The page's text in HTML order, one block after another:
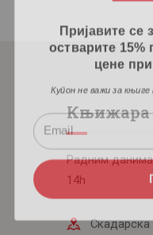
Књижара
Радним
14h
Скадарска
Пријавите се
остварите
цене